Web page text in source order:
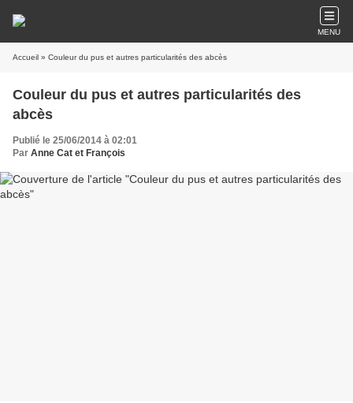
MENU
Accueil » Couleur du pus et autres particularités des abcès
Couleur du pus et autres particularités des
abcès
Publié le 25/06/2014 à 02:01
Par Anne Cat et François